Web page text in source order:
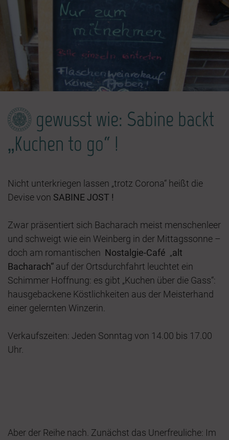
gewusst wie: Sabine backt
„Kuchen to go“ !
Nicht unterkriegen lassen „trotz Corona“ heißt die
Devise von SABINE JOST !
Zwar präsentiert sich Bacharach meist menschenleer
und schweigt wie ein Weinberg in der Mittagssonne –
doch am romantischen Nostalgie-Café „alt
Bacharach“ auf der Ortsdurchfahrt leuchtet ein
Schimmer Hoffnung: es gibt „Kuchen über die Gass“:
hausgebackene Köstlichkeiten aus der Meisterhand
einer gelernten Winzerin.
Verkaufszeiten: Jeden Sonntag von 14.00 bis 17.00
Uhr.
Aber der Reihe nach. Zunächst das Unerfreuliche: Im